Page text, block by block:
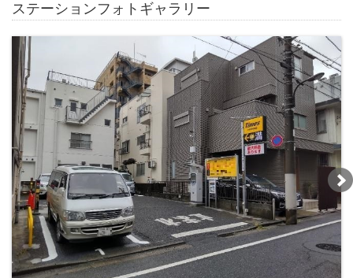
ステーションフォトギャラリー